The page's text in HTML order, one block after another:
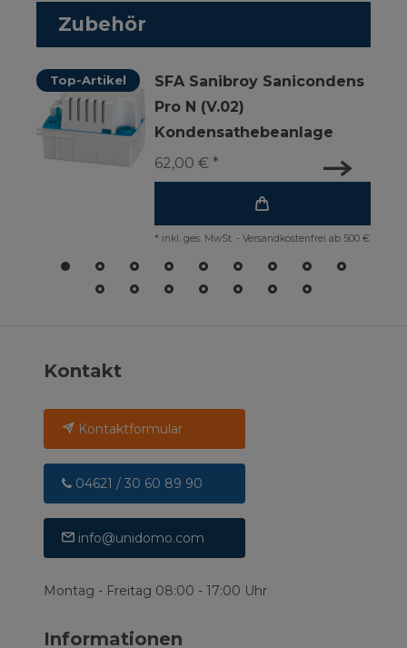
Zubehör
Top-Artikel
SFA Sanibroy Sanicondens
Pro N (V.02)
Kondensathebeanlage
62,00 € *
* inkl. ges. MwSt. - Versandkostenfrei ab 500 €
Kontakt
Kontaktformular
04621 / 30 60 89 90
info@unidomo.com
Montag - Freitag 08:00 - 17:00 Uhr
Informationen